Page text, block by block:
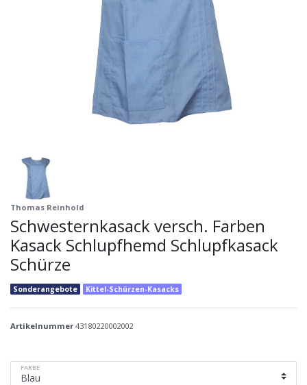
Thomas Reinhold
Schwesternkasack versch. Farben
Kasack Schlupfhemd Schlupfkasack
Schürze
Sonderangebote Kittel-Schürzen-Kasacks
Artikelnummer 43180220002002
FARBE